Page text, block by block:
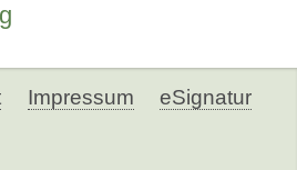
Impressum eSignatur